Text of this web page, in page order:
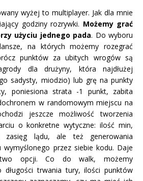
wyżej to multiplayer. Jak dla mnie
godziny rozrywki. Możemy grać
użyciu jednego pada. Do wyboru
na których możemy rozegrać
punktów za ubitych wrogów są
dla drużyny, która najdłużej
sadysty, miodzio) lub grę na punkty
poniesiona strata -1 punkt, zabita
w randomowym miejscu na
jeszcze możliwość tworzenia
o konkretne wytyczne: ilość min,
zasięg lądu, ale też generowania
przez siebie kodu. Daje
opcji. Co do walk, możemy
długości trwania tury, ilości punktów